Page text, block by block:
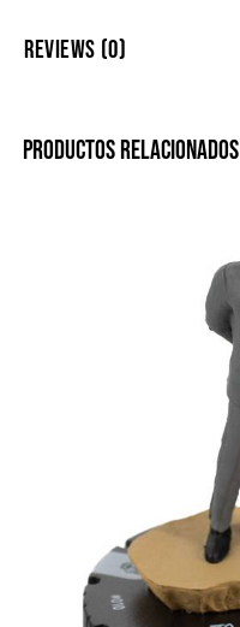
REVIEWS (0)
PRODUCTOS RELACIONADOS